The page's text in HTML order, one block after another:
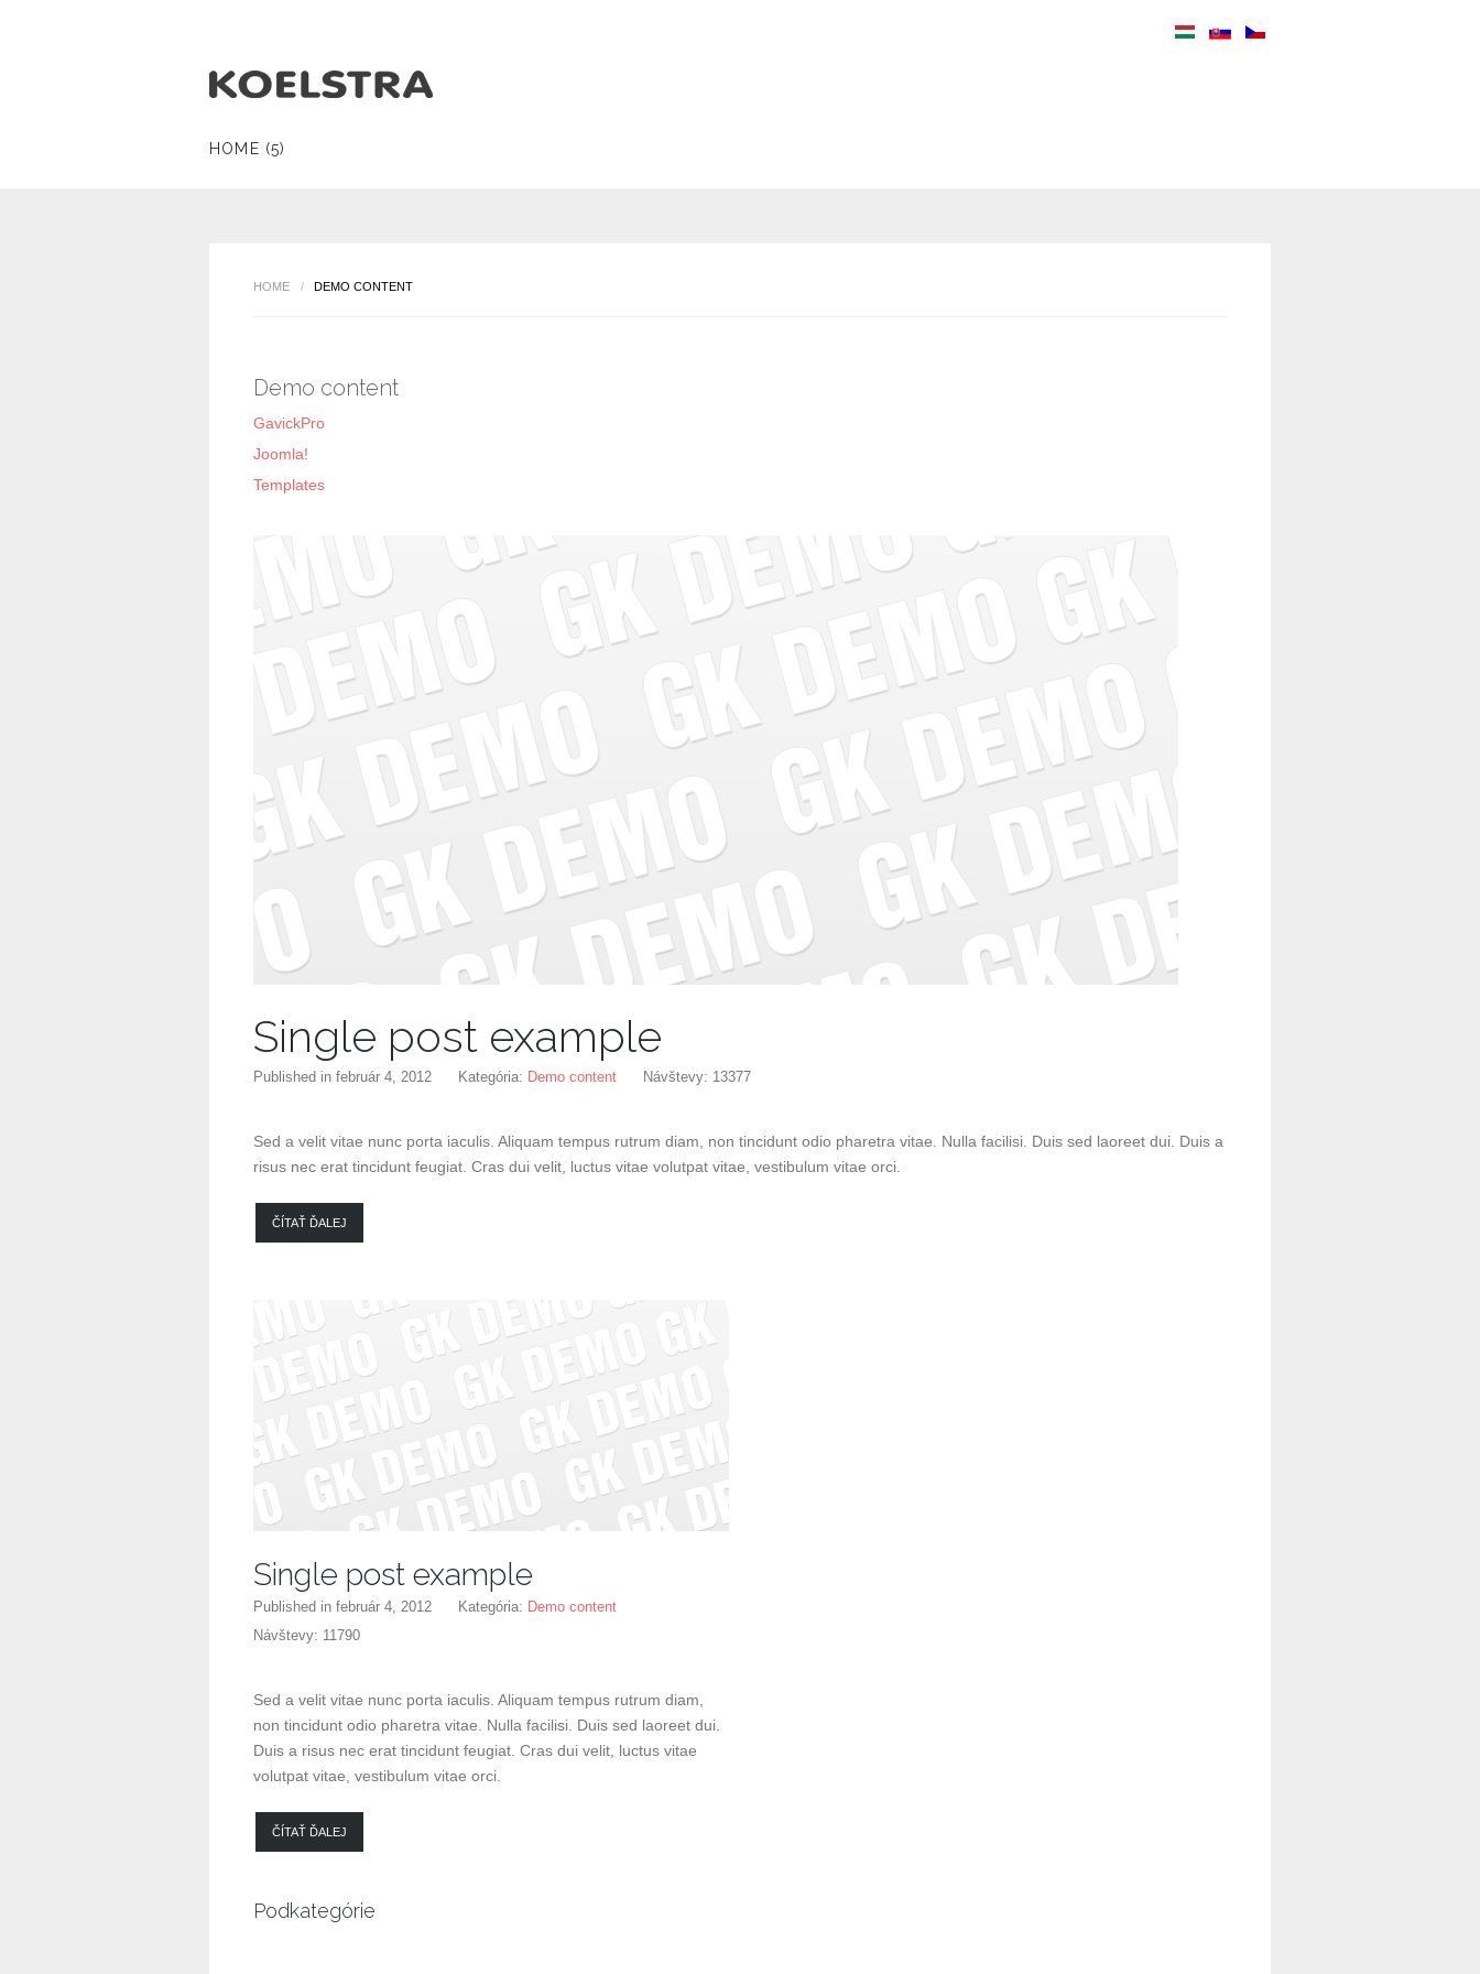
HOME (5)
HOME / DEMO CONTENT
Demo content
GavickPro
Joomla!
Templates
Single post example
Published in február 4, 2012 Kategória: Demo content Návštevy: 13377
Sed a velit vitae nunc porta iaculis. Aliquam tempus rutrum diam, non tincidunt odio pharetra vitae. Nulla facilisi. Duis sed laoreet dui. Duis a
risus nec erat tincidunt feugiat. Cras dui velit, luctus vitae volutpat vitae, vestibulum vitae orci.
ČÍTAŤ ĎALEJ
Single post example
Published in február 4, 2012 Kategória: Demo content
Návštevy: 11790
Sed a velit vitae nunc porta iaculis. Aliquam tempus rutrum diam,
non tincidunt odio pharetra vitae. Nulla facilisi. Duis sed laoreet dui.
Duis a risus nec erat tincidunt feugiat. Cras dui velit, luctus vitae
volutpat vitae, vestibulum vitae orci.
ČÍTAŤ ĎALEJ
Podkategórie